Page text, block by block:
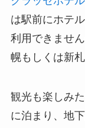
は駅前にホテ
利用できませ
幌もしくは新
観光も楽しみ
に泊まり、地